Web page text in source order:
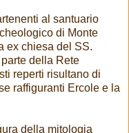
al santuario
di Monte
ex chiesa del SS.
della Rete
reperti risultano di
raffiguranti Ercole e la
della mitologia